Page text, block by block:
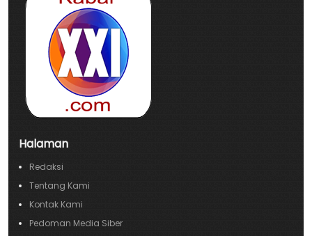
Halaman
Redaksi
Tentang Kami
Kontak Kami
Pedoman Media Siber